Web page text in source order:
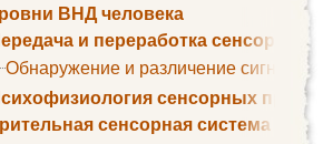
ВНД человека
и переработка сенсорных
Обнаружение и различение
сенсорных
сенсорная система